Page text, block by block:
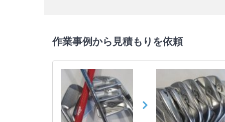
作業事例から見積もりを依頼